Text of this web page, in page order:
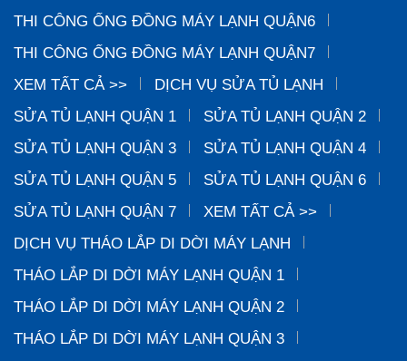
THI CÔNG ỐNG ĐỒNG MÁY LẠNH QUẬN6
THI CÔNG ỐNG ĐỒNG MÁY LẠNH QUẬN7
XEM TẤT CẢ >>
DỊCH VỤ SỬA TỦ LẠNH
SỬA TỦ LẠNH QUẬN 1
SỬA TỦ LẠNH QUẬN 2
SỬA TỦ LẠNH QUẬN 3
SỬA TỦ LẠNH QUẬN 4
SỬA TỦ LẠNH QUẬN 5
SỬA TỦ LẠNH QUẬN 6
SỬA TỦ LẠNH QUẬN 7
XEM TẤT CẢ >>
DỊCH VỤ THÁO LẮP DI DỜI MÁY LẠNH
THÁO LẮP DI DỜI MÁY LẠNH QUẬN 1
THÁO LẮP DI DỜI MÁY LẠNH QUẬN 2
THÁO LẮP DI DỜI MÁY LẠNH QUẬN 3